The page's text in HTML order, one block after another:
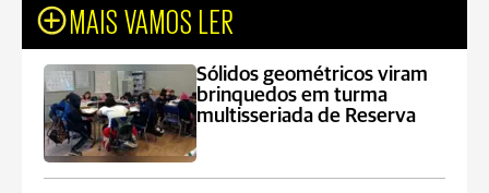
MAIS VAMOS LER
Sólidos geométricos viram
brinquedos em turma
multisseriada de Reserva